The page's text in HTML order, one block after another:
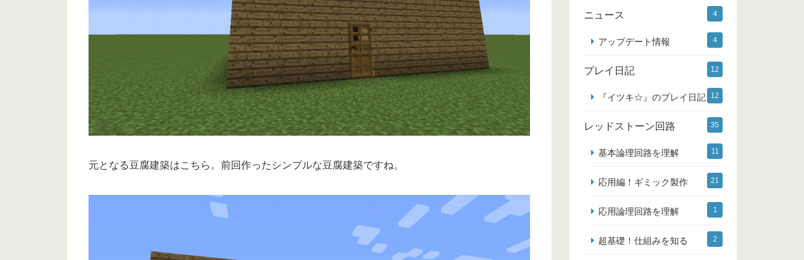
元となる豆腐建築はこちら。前回作ったシンプルな豆腐建築ですね。
ニュース 4
アップデート情報 4
プレイ日記 12
『イツキ☆』のプレイ日記 12
レッドストーン回路 35
基本論理回路を理解 11
応用編！ギミック製作 21
応用論理回路を理解 1
超基礎！仕組みを知る 2